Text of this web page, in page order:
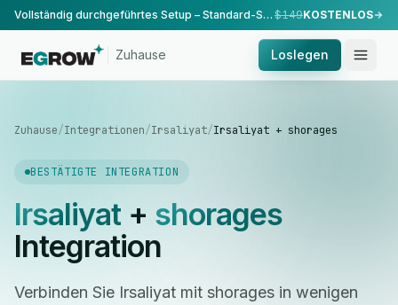
Vollständig durchgeführtes Setup – Standard-Setup, durchgeführt von unserem Team. $149KOSTENLOS
Zuhause Loslegen
Zuhause/Integrationen/Irsaliyat/Irsaliyat + shorages
BESTÄTIGTE INTEGRATION
Irsaliyat+ shorages
Integration
Verbinden Sie Irsaliyat mit shorages in wenigen